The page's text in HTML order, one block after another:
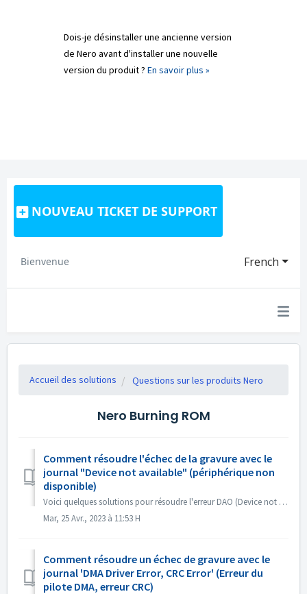
Dois-je désinstaller une ancienne version
de Nero avant d'installer une nouvelle
version du produit ? En savoir plus »
NOUVEAU TICKET DE SUPPORT
French
Bienvenue
Accueil des solutions Questions sur les produits Nero
Nero Burning ROM
Comment résoudre l'échec de la gravure avec le
journal "Device not available" (périphérique non
disponible)
Voici quelques solutions pour résoudre l'erreur DAO (Device not available). Mettez à jour ou annulez le micrologiciel du pilote Ce problème survien...
Mar, 25 Avr., 2023 à 11:53 H
Comment résoudre un échec de gravure avec le
journal 'DMA Driver Error, CRC Error' (Erreur du
pilote DMA, erreur CRC)